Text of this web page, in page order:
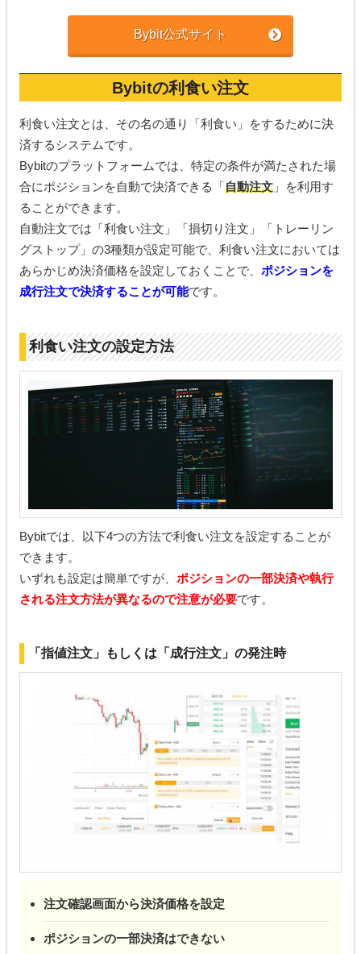
Bybit公式サイト
Bybitの利食い注文
利食い注文とは、その名の通り「利食い」をするために決
済するシステムです。
Bybitのプラットフォームでは、特定の条件が満たされた場
合にポジションを自動で決済できる「自動注文」を利用す
ることができます。
自動注文では「利食い注文」「損切り注文」「トレーリン
グストップ」の3種類が設定可能で、利食い注文においては
あらかじめ決済価格を設定しておくことで、 ポジションを
成行注文で決済することが可能です。
利食い注文の設定方法
Bybitでは、以下4つの方法で利食い注文を設定することが
できます。
いずれも設定は簡単ですが、 ポジションの一部決済や執行
される注文方法が異なるので注意が必要です。
「指値注文」もしくは「成行注文」の発注時
注文確認画面から決済価格を設定
ポジションの一部決済はできない